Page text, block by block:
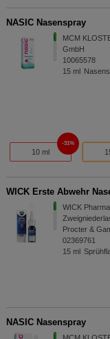
NASIC Nasenspray
MCM
GmbH
10065578
15 ml
10 ml
31%
WICK Erste Abwehr
WICK
Procter &
02369761
15 ml
NASIC Nasenspray